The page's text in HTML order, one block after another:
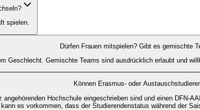
spielen.
Dürfen Frauen mitspielen? Gibt es gemischte
Geschlecht. Gemischte Teams sind ausdrücklich erlaubt und
Können Erasmus- oder
Hochschule eingeschrieben sind und einen
es vorkommen, dass der Studierendenstatus während der